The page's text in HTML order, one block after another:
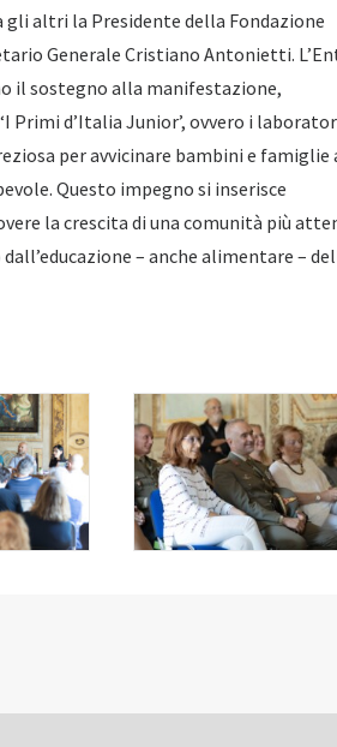
altri la Presidente della Fondazione
Generale Cristiano Antonietti.
il sostegno alla manifestazione,
Primi d’Italia Junior’, ovvero i
per avvicinare bambini e famiglie
Questo impegno si inserisce
la crescita di una comunità più
– anche alimentare –